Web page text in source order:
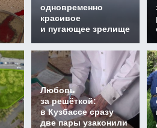
одновременно
красивое
и пугающее зрелище
Любовь
за решёткой:
в Кузбассе сразу
две пары узаконили